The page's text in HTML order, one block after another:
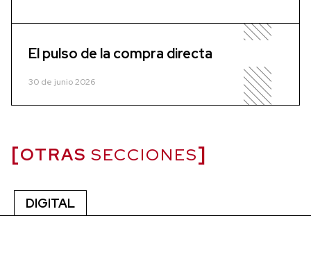
El pulso de la compra directa
30 de junio 2026
OTRAS SECCIONES
DIGITAL